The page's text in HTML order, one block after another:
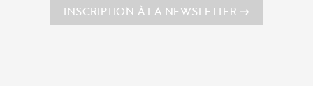
INSCRIPTION À LA NEWSLETTER